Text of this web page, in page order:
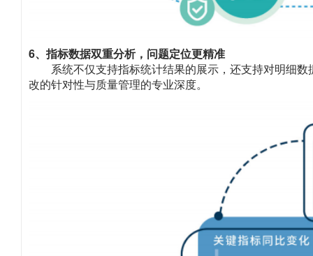
6、指标数据双重分析，问题定位更精准
系统不仅支持指标统计结果的展示，还支持对明细
改的针对性与质量管理的专业深度。